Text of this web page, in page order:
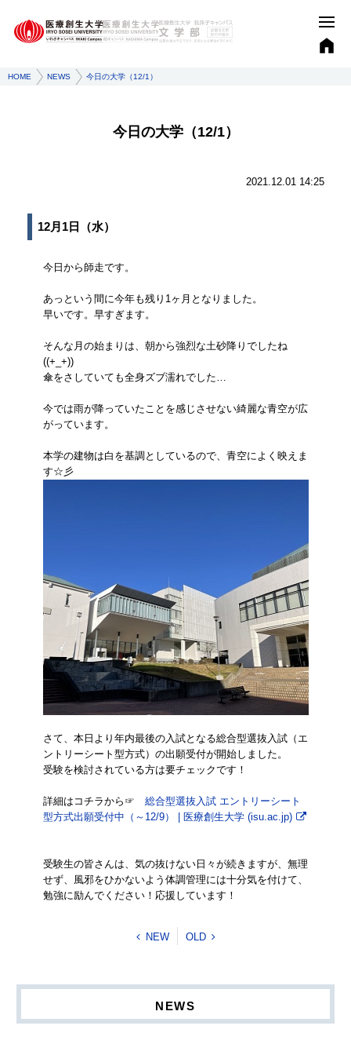
HOME NEWS 今日の大学（12/1）
今日の大学（12/1）
2021.12.01 14:25
12月1日（水）
今日から師走です。
あっという間に今年も残り1ヶ月となりました。
早いです。早すぎます。
そんな月の始まりは、朝から強烈な土砂降りでしたね
((+_+))
傘をさしていても全身ズブ濡れでした…
今では雨が降っていたことを感じさせない綺麗な青空が広
がっています。
本学の建物は白を基調としているので、青空によく映えま
す☆彡
さて、本日より年内最後の入試となる総合型選抜入試（エ
ントリーシート型方式）の出願受付が開始しました。
受験を検討されている方は要チェックです！
詳細はコチラから☞ 総合型選抜入試 エントリーシート
型方式出願受付中（～12/9） | 医療創生大学 (isu.ac.jp)
受験生の皆さんは、気の抜けない日々が続きますが、無理
せず、風邪をひかないよう体調管理には十分気を付けて、
勉強に励んでください！応援しています！
NEW OLD
NEWS